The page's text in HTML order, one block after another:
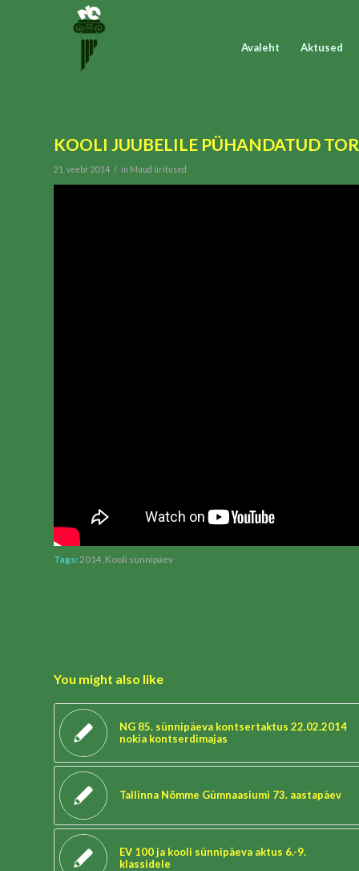
Avaleht Aktused
KOOLI JUUBELILE PÜHANDATUD
21. veebr 2014 / in Muud üritused
Tags: 2014 Kooli sünnipäev
You might also like
NG 85. sünnipäeva kontsertaktus 22.02.2014
nokia kontserdimajas
Tallinna Nõmme Gümnaasiumi 73. aastapäev
EV 100 ja kooli sünnipäeva aktus 6.-9.
klassidele